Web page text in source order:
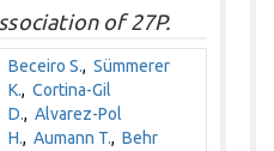
of 27P.
Beceiro S.,Sümmerer
K.,Cortina-Gil
D.,Alvarez-Pol
H.,Aumann T.,Behr